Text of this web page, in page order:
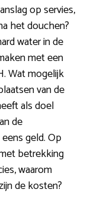
op servies,
het douchen?
water in de
met een
Wat mogelijk
van de
als doel
de
geld. Op
betrekking
waarom
de kosten?